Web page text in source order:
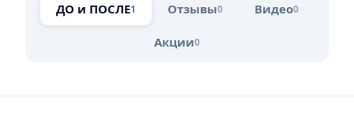
ДО и ПОСЛЕ1 Отзывы0 Видео0
Акции0